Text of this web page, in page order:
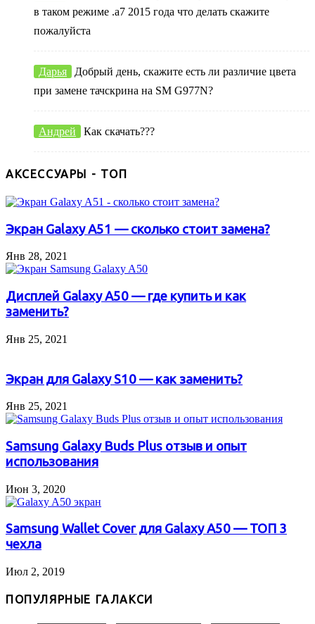
в таком режиме .а7 2015 года что делать скажите
пожалуйста
Дарья
Добрый день, скажите есть ли различие цвета
при замене тачскрина на SM G977N?
Андрей Как скачать???
АКСЕССУАРЫ - ТОП
Экран Galaxy A51 — сколько стоит замена?
Янв 28, 2021
Дисплей Galaxy A50 — где купить и как
заменить?
Янв 25, 2021
Экран для Galaxy S10 — как заменить?
Янв 25, 2021
Samsung Galaxy Buds Plus отзыв и опыт
использования
Июн 3, 2020
Samsung Wallet Cover для Galaxy A50 — ТОП 3
чехла
Июл 2, 2019
ПОПУЛЯРНЫЕ ГАЛАКСИ